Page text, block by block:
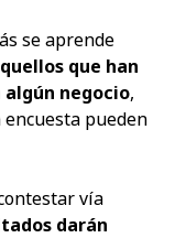
se aprende
que han
negocio,
pueden
vía
darán